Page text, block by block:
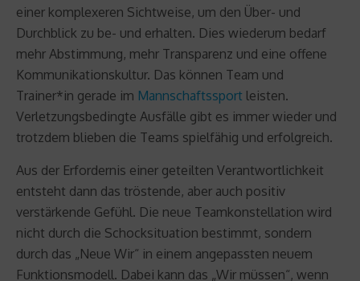
einer komplexeren Sichtweise, um den Über- und
Durchblick zu be- und erhalten. Dies wiederum bedarf
mehr Abstimmung, mehr Transparenz und eine offene
Kommunikationskultur. Das können Team und
Trainer*in gerade im Mannschaftssport leisten.
Verletzungsbedingte Ausfälle gibt es immer wieder und
trotzdem blieben die Teams spielfähig und erfolgreich.
Aus der Erfordernis einer geteilten Verantwortlichkeit
entsteht dann das tröstende, aber auch positiv
verstärkende Gefühl. Die neue Teamkonstellation wird
nicht durch die Schocksituation bestimmt, sondern
durch das „Neue Wir“ in einem angepassten neuem
Funktionsmodell. Dabei kann das „Wir müssen“, wenn